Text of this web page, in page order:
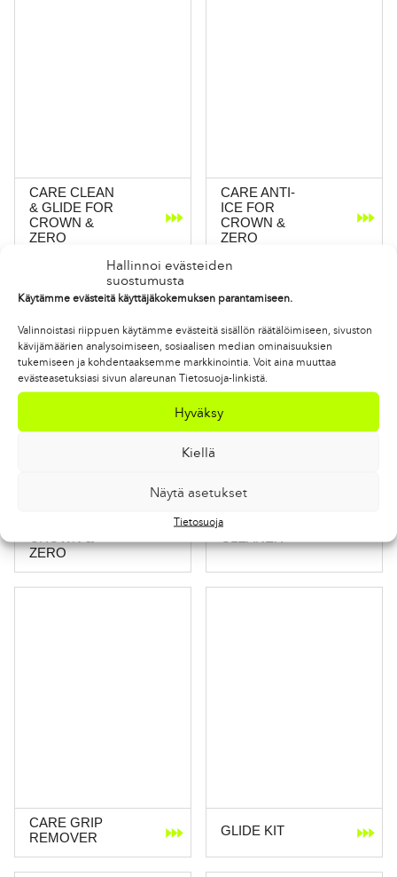
Hallinnoi evästeiden
suostumusta
Käytämme evästeitä käyttäjäkokemuksen parantamiseen.
Valinnoistasi riippuen käytämme evästeitä sisällön räätälöimiseen, sivuston
kävijämäärien analysoimiseen, sosiaalisen median ominaisuuksien
tukemiseen ja kohdentaaksemme markkinointia. Voit aina muuttaa
evästeasetuksiasi sivun alareunan Tietosuoja-linkistä.
Hyväksy
Kiellä
Näytä asetukset
Tietosuoja
CARE CLEAN
& GLIDE FOR
CROWN &
ZERO
CARE ANTI-
ICE FOR
CROWN &
ZERO
CROWN &
ZERO
CARE BASE
CLEANER
CARE GRIP
REMOVER
GLIDE KIT